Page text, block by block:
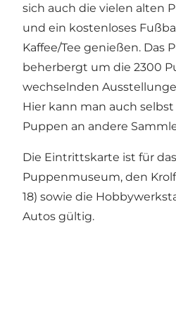
sich auch die vielen alten
und ein kostenloses
Kaffee/Tee genießen. Das
beherbergt um die 2300
wechselnden
Hier kann man auch
Puppen an andere
Die Eintrittskarte ist für
Puppenmuseum, den
18) sowie die
Autos gültig.